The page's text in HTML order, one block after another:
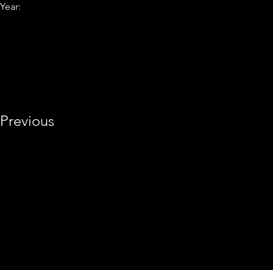
Year:
Previous